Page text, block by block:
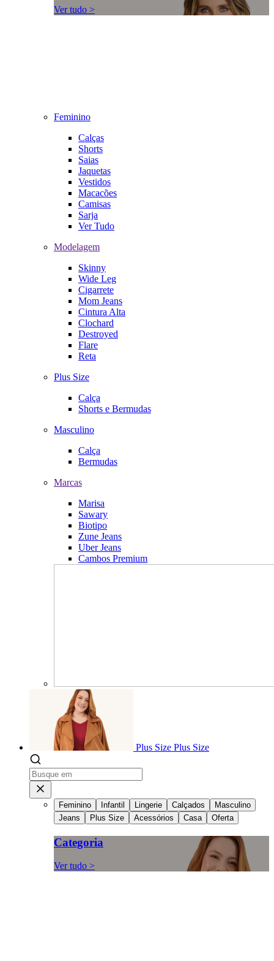
Ver tudo >
Feminino
Calças
Shorts
Saias
Jaquetas
Vestidos
Macacões
Camisas
Sarja
Ver Tudo
Modelagem
Skinny
Wide Leg
Cigarrete
Mom Jeans
Cintura Alta
Clochard
Destroyed
Flare
Reta
Plus Size
Calça
Shorts e Bermudas
Masculino
Calça
Bermudas
Marcas
Marisa
Sawary
Biotipo
Zune Jeans
Uber Jeans
Cambos Premium
Plus Size Plus Size
Feminino Infantil Lingerie Calçados
Masculino
Jeans
Plus Size Acessórios Casa Oferta
Categoria
Ver tudo >